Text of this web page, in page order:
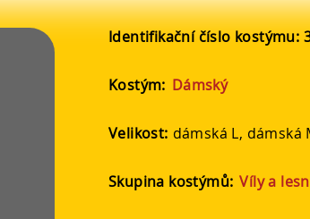
Identifikační číslo kostýmu:
Kostým: Dámský
Velikost: dámská L, dámská
Skupina kostýmů: Víly a